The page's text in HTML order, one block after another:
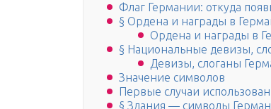
Флаг Германии: откуда
§ Ордена и награды в
Ордена и награды в
§ Национальные девизы,
Девизы, слоганы
Значение символов
Первые случаи
§ Здания — символы